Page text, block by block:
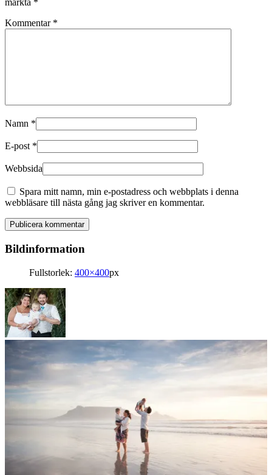
märkta *
Kommentar *
Namn *
E-post *
Webbsida
Spara mitt namn, min e-postadress och webbplats i denna
webbläsare till nästa gång jag skriver en kommentar.
Bildinformation
Fullstorlek: 400×400px